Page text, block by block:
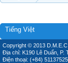
Tiếng Việt
Copyright © 2013
Địa chỉ: K190 Lê Duẩn, P.
Điện thoại: (+84)